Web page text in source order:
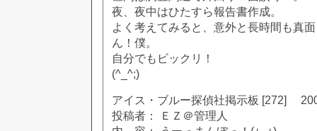
夜、夜中はひたすら報告書作成。
よく考えてみると、意外と長時間も真
ん！僕。
自分でもビックリ！
(^_^;)
アイス・ブルー探偵社掲示板 [272]
投稿者： ＥＺ＠管理人